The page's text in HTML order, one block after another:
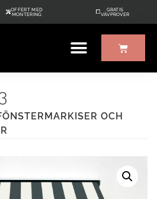
OFFERT MED
MONTERING
GRATIS
VÄVPROVER
OCH